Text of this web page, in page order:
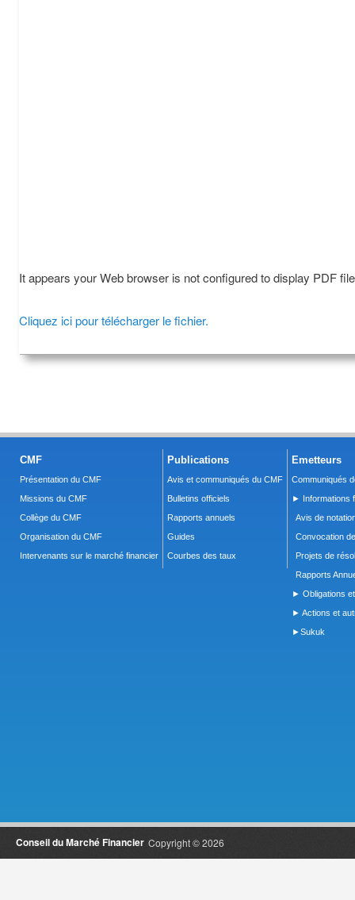
It appears your Web browser is not configured to display PDF
Cliquez ici pour télécharger le fichier.
CMF
Présentation du CMF
Missions du CMF
Collège du CMF
Organisation du CMF
Intervenants sur le marché financier
Publications
Avis et communiqués du CMF
Bulletins officiels
Rapports annuels
Guides
Courbes des taux
Emetteurs
Communiqués
► Informations
Avis de
Convocation
Projets de
Rapports
► Obligations
► Actions et
►Sukuk
Copyright © 2026
Conseil du Marché Financier